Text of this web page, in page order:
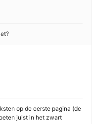
op de eerste pagina (de
juist in het zwart